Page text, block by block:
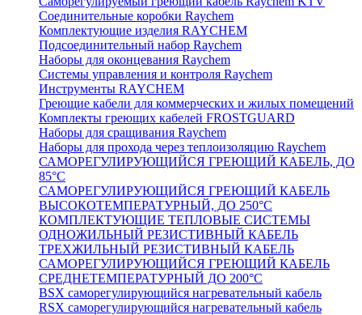
Соединительные коробки Raychem
Комплектующие изделия RAYCHEM
Подсоединительный набор Raychem
Наборы для оконцевания Raychem
Системы управления и контроля Raychem
Инструменты RAYCHEM
Греющие кабели для коммерческих и жилых помещений
Комплекты греющих кабелей FROSTGUARD
Наборы для сращивания Raychem
Наборы для прохода через теплоизоляцию Raychem
САМОРЕГУЛИРУЮЩИЙСЯ ГРЕЮЩИЙ КАБЕЛЬ, ДО
85°С
САМОРЕГУЛИРУЮЩИЙСЯ ГРЕЮЩИЙ КАБЕЛЬ
ВЫСОКОТЕМПЕРАТУРНЫЙ, ДО 250°С
КОМПЛЕКТУЮЩИЕ ТЕПЛОВЫЕ СИСТЕМЫ
ОДНОЖИЛЬНЫЙ РЕЗИСТИВНЫЙ КАБЕЛЬ
ТРЕХЖИЛЬНЫЙ РЕЗИСТИВНЫЙ КАБЕЛЬ
САМОРЕГУЛИРУЮЩИЙСЯ ГРЕЮЩИЙ КАБЕЛЬ
СРЕДНЕТЕМПЕРАТУРНЫЙ ДО 200°С
BSX саморегулирующийся нагревательный кабель
RSX саморегулирующийся нагревательный кабель